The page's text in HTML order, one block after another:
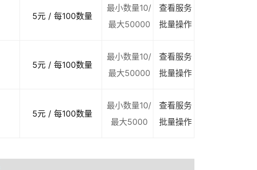
5元 / 每100数量
最小数量10/
最大50000
查看服务
批量操作
5元 / 每100数量
最小数量10/
最大50000
查看服务
批量操作
5元 / 每100数量
最小数量10/
最大5000
查看服务
批量操作